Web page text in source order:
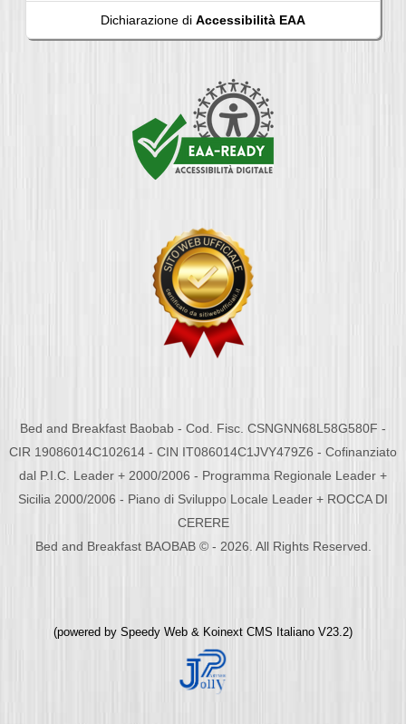
Dichiarazione di Accessibilità EAA
Bed and Breakfast Baobab - Cod. Fisc. CSNGNN68L58G580F -
CIR 19086014C102614 - CIN IT086014C1JVY479Z6 - Cofinanziato
dal P.I.C. Leader + 2000/2006 - Programma Regionale Leader +
Sicilia 2000/2006 - Piano di Sviluppo Locale Leader + ROCCA DI
CERERE
Bed and Breakfast BAOBAB © - 2026. All Rights Reserved.
(powered by Speedy Web & Koinext CMS Italiano V23.2)